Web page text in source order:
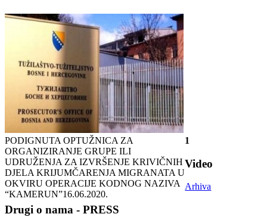
PODIGNUTA OPTUŽNICA ZA
ORGANIZIRANJE GRUPE ILI
UDRUŽENJA ZA IZVRŠENJE KRIVIČNIH
DJELA KRIJUMČARENJA MIGRANATA U
OKVIRU OPERACIJE KODNOG NAZIVA
“KAMERUN”16.06.2020.
1
Video
Arhiva
Drugi o nama - PRESS